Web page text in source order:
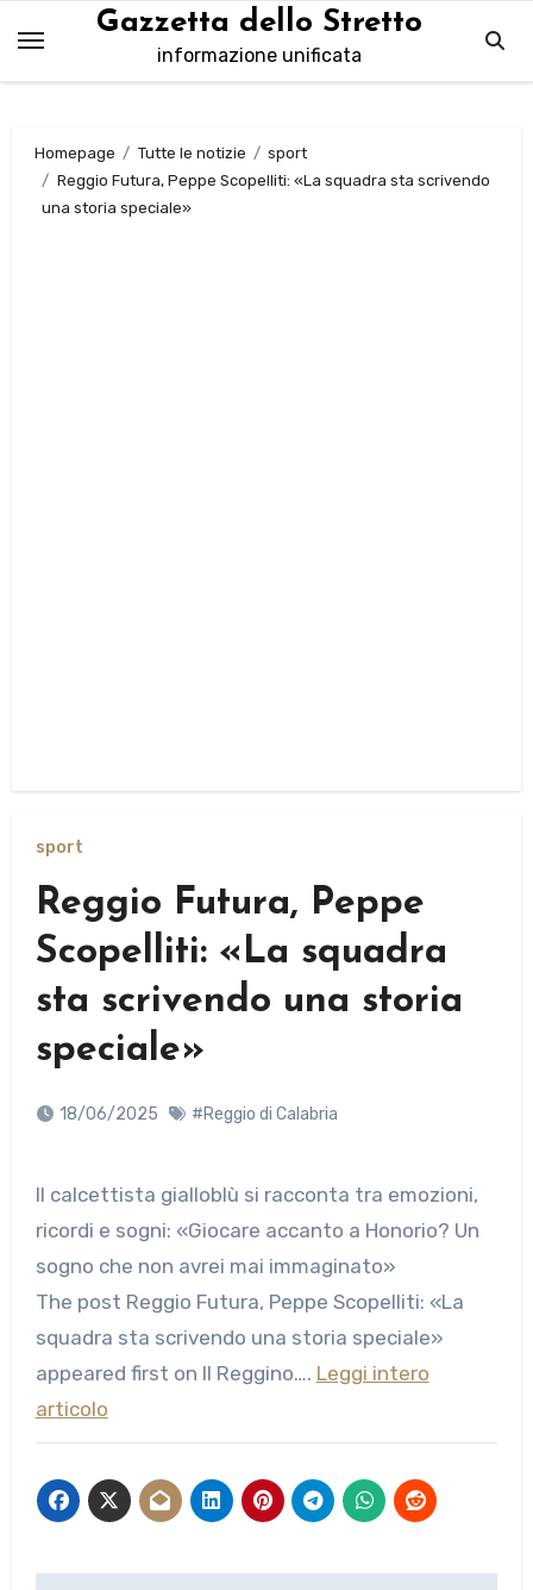
contenuto
Gazzetta dello Stretto
informazione unificata
Homepage Tutte le notizie
sport
Reggio Futura, Peppe Scopelliti: «La squadra sta scrivendo
una storia speciale»
sport
Reggio Futura, Peppe
Scopelliti: «La squadra
sta scrivendo una storia
speciale»
18/06/2025 #Reggio di Calabria
Il calcettista gialloblù si racconta tra emozioni,
ricordi e sogni: «Giocare accanto a Honorio? Un
sogno che non avrei mai immaginato»
The post Reggio Futura, Peppe Scopelliti: «La
squadra sta scrivendo una storia speciale»
appeared first on Il Reggino…. Leggi intero
articolo